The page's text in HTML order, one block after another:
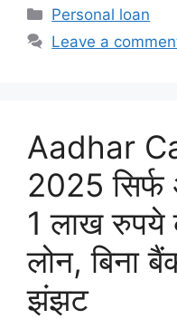
Categories
Personal loan
Leave a
Aadhar
2025 सिर्फ
1 लाख रुपये
लोन, बिना
झंझट